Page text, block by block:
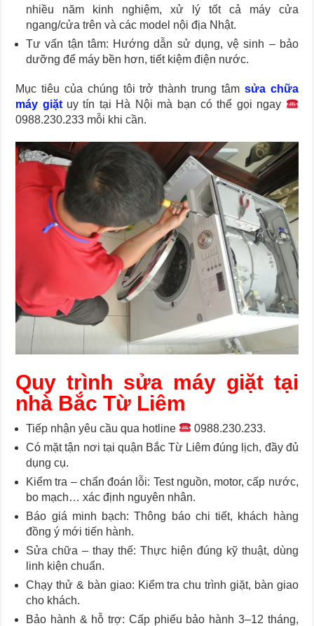
nhiều năm kinh nghiệm, xử lý tốt cả máy cửa
ngang/cửa trên và các model nội địa Nhật.
Tư vấn tận tâm: Hướng dẫn sử dụng, vệ sinh – bảo
dưỡng để máy bền hơn, tiết kiệm điện nước.
Mục tiêu của chúng tôi trở thành trung tâm sửa chữa
máy giặt uy tín tại Hà Nội mà bạn có thể gọi ngay
0988.230.233 mỗi khi cần.
Quy trình sửa máy giặt tại
nhà Bắc Từ Liêm
Tiếp nhận yêu cầu qua hotline
0988.230.233.
Có mặt tận nơi tại quận Bắc Từ Liêm đúng lịch, đầy đủ
dụng cụ.
Kiểm tra – chẩn đoán lỗi: Test nguồn, motor, cấp nước,
bo mạch… xác định nguyên nhân.
Báo giá minh bạch: Thông báo chi tiết, khách hàng
đồng ý mới tiến hành.
Sửa chữa – thay thế: Thực hiện đúng kỹ thuật, dùng
linh kiện chuẩn.
Chạy thử & bàn giao: Kiểm tra chu trình giặt, bàn giao
cho khách.
Bảo hành & hỗ trợ: Cấp phiếu bảo hành 3–12 tháng,